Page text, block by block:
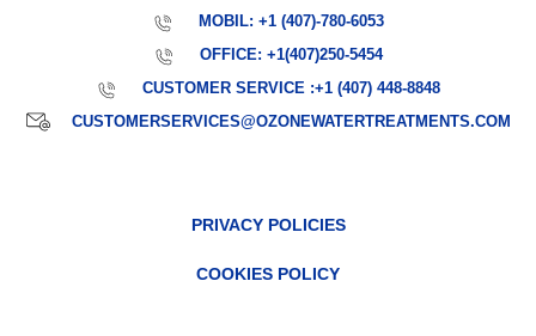
MOBIL: +1 (407)-780-6053
OFFICE: +1(407)250-5454
CUSTOMER SERVICE :+1 (407) 448-8848
CUSTOMERSERVICES@OZONEWATERTREATMENTS.COM
PRIVACY POLICIES
COOKIES POLICY